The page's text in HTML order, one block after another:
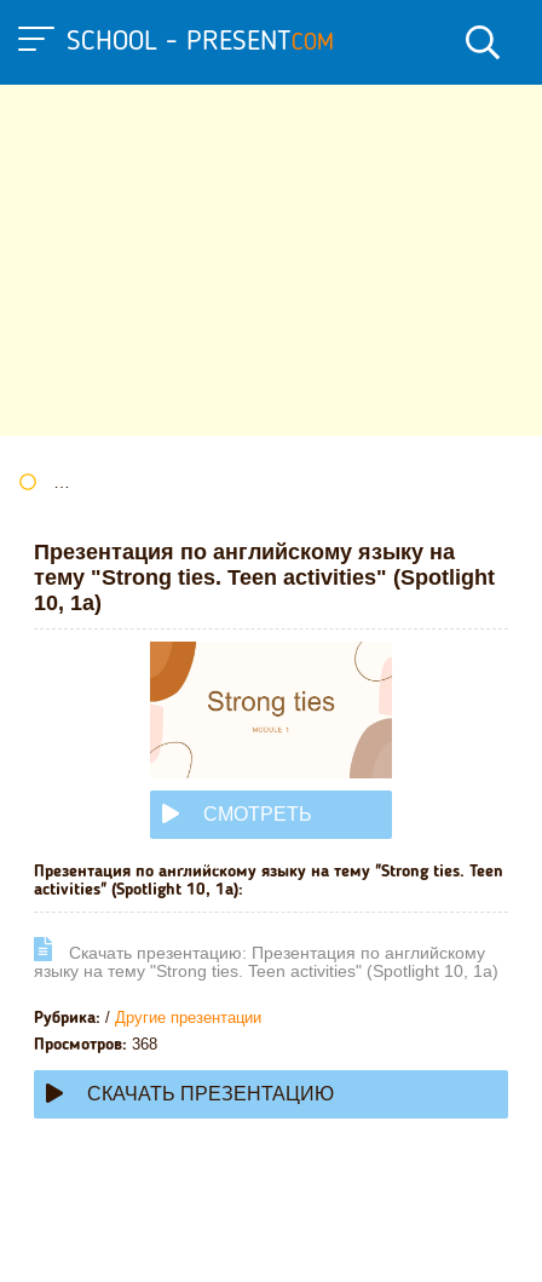
SCHOOL - PRESENTCOM
Презентация по английскому языку на
тему "Strong ties. Teen activities" (Spotlight
10, 1a)
СМОТРЕТЬ
ОНЛАЙН
Презентация по английскому языку на тему "Strong ties. Teen
activities" (Spotlight 10, 1a):
Cкачать презентацию: Презентация по английскому
языку на тему "Strong ties. Teen activities" (Spotlight 10, 1a)
Рубрика: / Другие презентации
Просмотров: 368
СКАЧАТЬ ПРЕЗЕНТАЦИЮ